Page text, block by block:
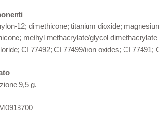
12; dimethicone; titanium dioxide;
methyl methacrylate/glycol
CI 77492; CI 77499/iron oxides; CI 77491;
9,5 g.
M0913700